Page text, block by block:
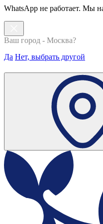
WhatsApp не работает. Мы
Ваш город - Москва?
Да Нет, выбрать другой